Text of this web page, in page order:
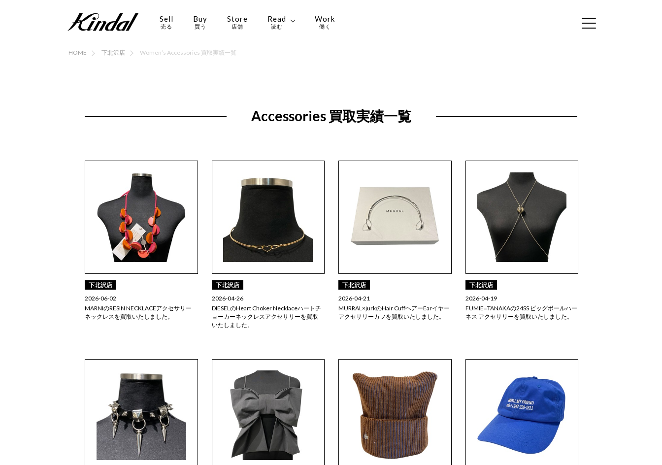
Sell
売る
Buy
買う
Store
店舗
Read
読む
Work
働く
HOME 下北沢店 Women’s Accessories 買取実績一覧
Accessories 買取実績一覧
下北沢店
2026-06-02
MARNIのRESIN NECKLACEアクセサリー
ネックレスを買取いたしました。
下北沢店
2026-04-26
DIESELのHeart Choker Necklaceハートチ
ョーカーネックレスアクセサリーを買取
いたしました。
下北沢店
2026-04-21
MURRAL×jurkのHair CuffヘアーEarイヤー
アクセサリーカフを買取いたしました。
下北沢店
2026-04-19
FUMIE=TANAKAの24SS ビッグボールハー
ネス アクセサリーを買取いたしました。